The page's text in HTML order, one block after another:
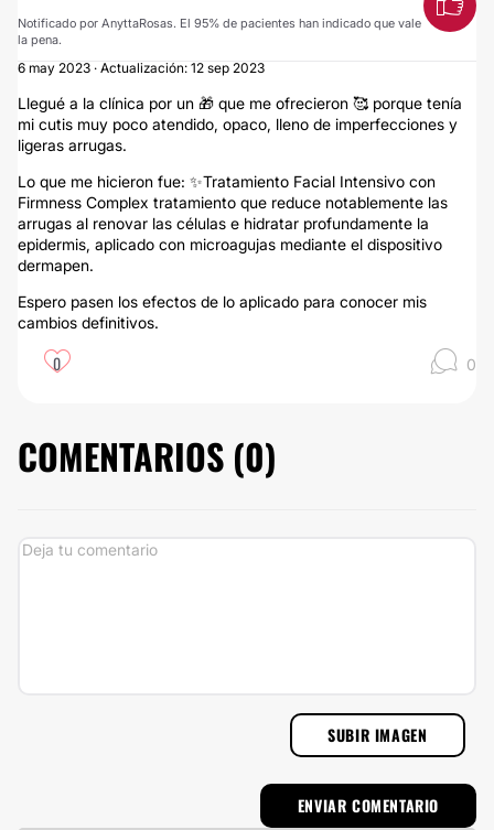
Notificado por AnyttaRosas. El 95% de pacientes han indicado que vale
la pena.
6 may 2023 · Actualización: 12 sep 2023
Llegué a la clínica por un 🎁 que me ofrecieron 🥰 porque tenía
mi cutis muy poco atendido, opaco, lleno de imperfecciones y
ligeras arrugas.
Lo que me hicieron fue: ✨️Tratamiento Facial Intensivo con
Firmness Complex tratamiento que reduce notablemente las
arrugas al renovar las células e hidratar profundamente la
epidermis, aplicado con microagujas mediante el dispositivo
dermapen.
Espero pasen los efectos de lo aplicado para conocer mis
cambios definitivos.
0 0
COMENTARIOS (0)
SUBIR IMAGEN